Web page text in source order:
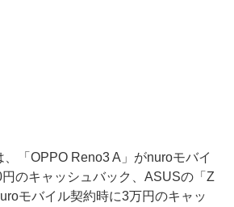
「OPPO Reno3 A」がnuroモバイ
のキャッシュバック、ASUSの「Z
モバイル契約時に3万円のキャッ